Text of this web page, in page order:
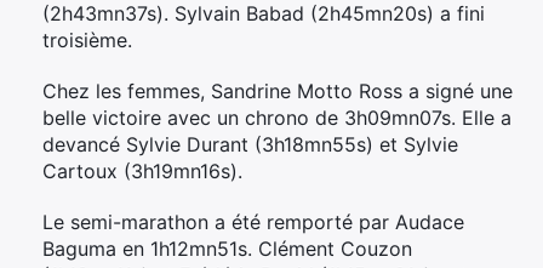
(2h43mn37s). Sylvain Babad (2h45mn20s) a fini
troisième.
Chez les femmes, Sandrine Motto Ross a signé une
belle victoire avec un chrono de 3h09mn07s. Elle a
devancé Sylvie Durant (3h18mn55s) et Sylvie
Cartoux (3h19mn16s).
Le semi-marathon a été remporté par Audace
Baguma en 1h12mn51s. Clément Couzon